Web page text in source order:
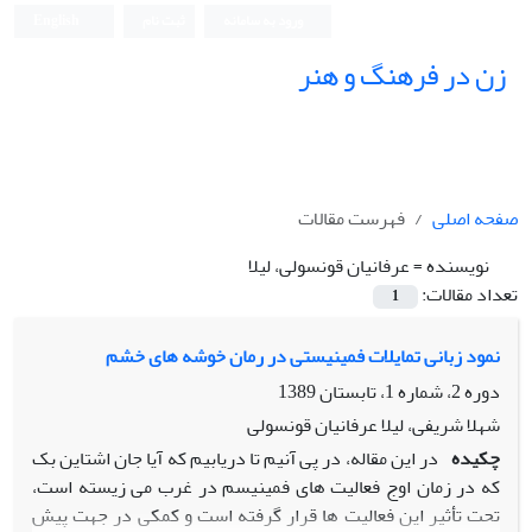
زن در فرهنگ و هنر
صفحه اصلی
فهرست مقالات
نویسنده =عرفانیان قونسولی، لیلا
تعداد مقالات:
1
نمود زبانی تمایلات فمینیستی در رمان خوشه های خشم
دوره 2، شماره 1، تابستان 1389
شهلا شریفی، لیلا عرفانیان قونسولی
چکیده در این مقاله، در پی آنیم تا دریابیم که آیا جان اشتاین بک
که در زمان اوج فعالیت های فمینیسم در غرب می زیسته است،
تحت تأثیر این فعالیت ها قرار گرفته است و کمکی در جهت پیش